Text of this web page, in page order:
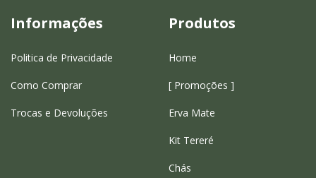
Informações
Politica de Privacidade
Como Comprar
Trocas e Devoluções
Produtos
Home
[ Promoções ]
Erva Mate
Kit Tereré
Chás